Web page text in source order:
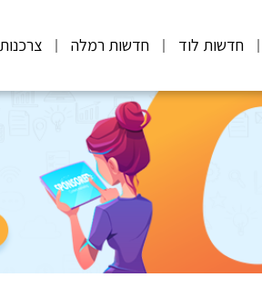
חדשות לוד חדשות רמלה צרכנות